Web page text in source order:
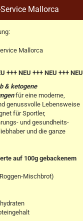
Mallorca
+++ NEU +++ NEU +++ NEU
& ketogene
für eine moderne,
genussvolle Lebensweise
für Sportler,
und gesundheits-
und die ganze
auf 100g gebackenem
Mischbrot)